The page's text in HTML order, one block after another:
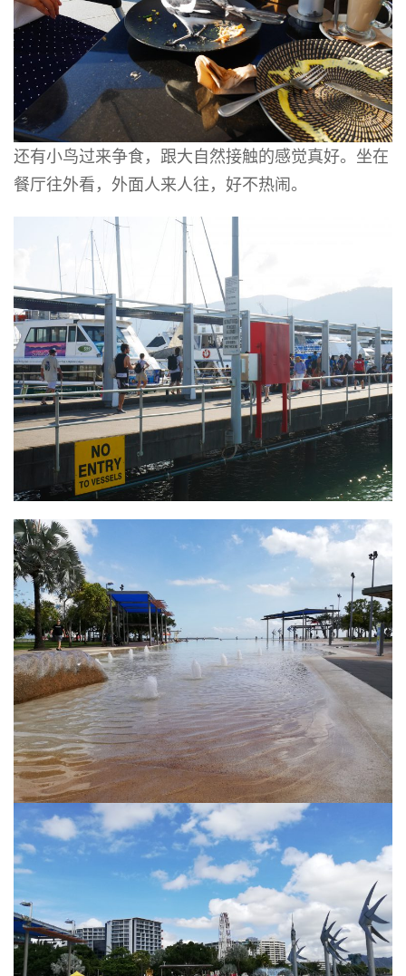
还有小鸟过来争食，跟大自然接触的感觉真好。坐在
餐厅往外看，外面人来人往，好不热闹。